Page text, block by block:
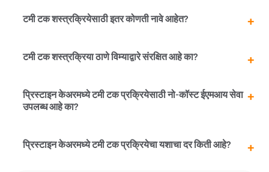
टमी टक शस्त्रक्रियेसाठी इतर कोणती नावे आहेत?
टमी टक सर्जरीला अॅबडोमिनोप्लास्टी (पुरुष आणि मादी दोघांमध्ये)
आणि मॉमी मेकओव्हर (केवळ महिलांमध्ये) असेही म्हणतात.
टमी टक शस्त्रक्रिया ठाणे विम्याद्वारे संरक्षित आहे का?
टमी टक शस्त्रक्रिया ही एक कॉस्मेटिक प्रक्रिया आहे. म्हणून, ही
पॉलिसी इतर कोणत्याही शहर ठाणे मध्ये आरोग्य विम्याद्वारे संरक्षित
प्रिस्टाइन केअरमध्ये टमी टक प्रक्रियेसाठी नो-कॉस्ट ईएमआय सेवा
उपलब्ध आहे का?
होय, प्रिस्टाइन केअरमध्ये, ज्यांना टमी टक शस्त्रक्रिया करायची आहे
प्रिस्टाइन केअरमध्ये टमी टक प्रक्रियेचा यशाचा दर किती आहे?